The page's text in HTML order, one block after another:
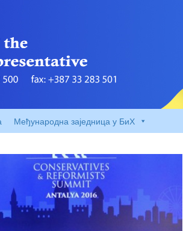
Међународна заједница у БиХ